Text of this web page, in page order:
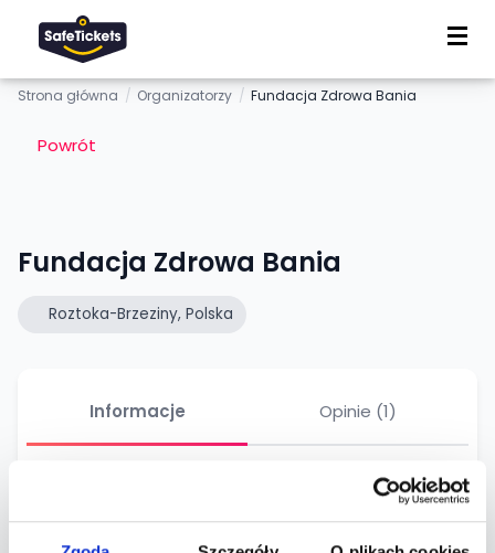
Strona główna / Organizatorzy / Fundacja Zdrowa Bania
Powrót
Fundacja Zdrowa Bania
Roztoka-Brzeziny, Polska
Informacje Opinie (1)
roku. Jej misją jest psychoprofilaktyka, czyli